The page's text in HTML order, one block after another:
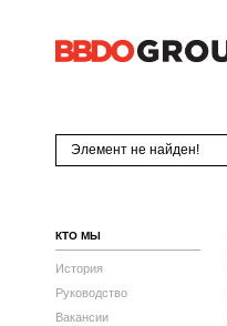
Элемент не найден!
КТО МЫ
История
Руководство
Вакансии